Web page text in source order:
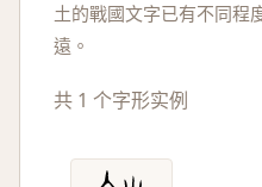
土的戰國文字已有不同程
遠。
共 1 个字形实例